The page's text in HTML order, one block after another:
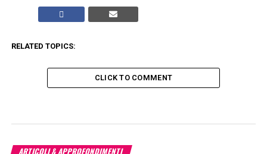
RELATED TOPICS:
CLICK TO COMMENT
ARTICOLI & APPROFONDIMENTI